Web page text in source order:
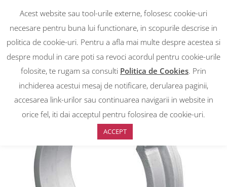
RON
EUR
0
Prima pagină >Magazin>Cleme fixare PVC diam 32 – punga 50 buc
Acest website sau tool-urile externe, folosesc cookie-uri
necesare pentru buna lui functionare, in scopurile descrise in
politica de cookie-uri. Pentru a afla mai multe despre acestea si
despre modul in care poti sa revoci acordul pentru cookie-urile
folosite, te rugam sa consulti Politica de Cookies. Prin
inchiderea acestui mesaj de notificare, derularea paginii,
accesarea link-urilor sau continuarea navigarii in website in
orice fel, iti dai acceptul pentru folosirea de cookie-uri.
ACCEPT